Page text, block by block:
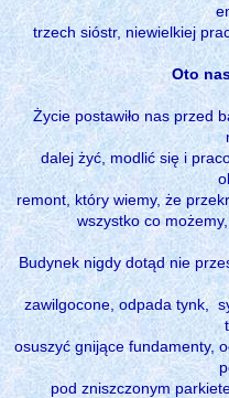
trzech sióstr, niewielkiej
Oto
Życie postawiło nas przed
dalej żyć, modlić się i
remont, który wiemy, że
wszystko co
Budynek nigdy dotąd nie
zawilgocone, odpada tynk,
osuszyć gnijące fundamenty,
pod zniszczonym